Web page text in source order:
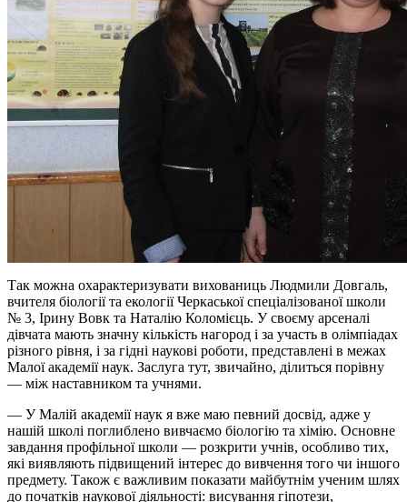
Так можна охарактеризувати вихованиць Людмили Довгаль,
вчителя біології та екології Черкаської спеціалізованої школи
№ 3, Ірину Вовк та Наталію Коломієць. У своєму арсеналі
дівчата мають значну кількість нагород і за участь в олімпіадах
різного рівня, і за гідні наукові роботи, представлені в межах
Малої академії наук. Заслуга тут, звичайно, ділиться порівну
— між наставником та учнями.
— У Малій академії наук я вже маю певний досвід, адже у
нашій школі поглиблено вивчаємо біологію та хімію. Основне
завдання профільної школи — розкрити учнів, особливо тих,
які виявляють підвищений інтерес до вивчення того чи іншого
предмету. Також є важливим показати майбутнім ученим шлях
до початків наукової діяльності: висування гіпотези,